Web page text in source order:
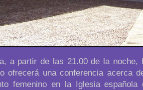
a partir de las 21.00 de la noche,
ofrecerá una conferencia acerca
femenino en la Iglesia